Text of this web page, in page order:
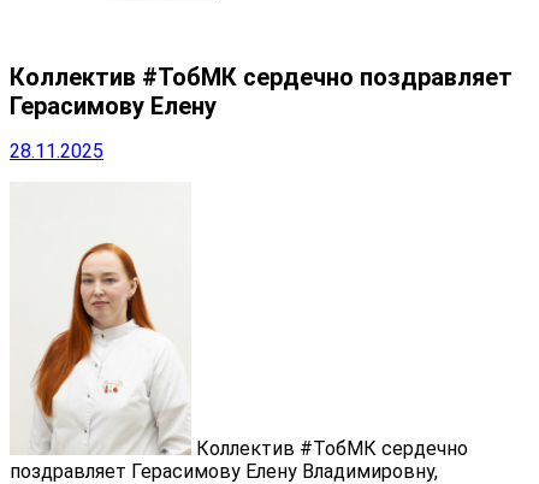
Коллектив #ТобМК сердечно поздравляет
Герасимову Елену
28.11.2025
Коллектив #ТобМК сердечно
поздравляет Герасимову Елену Владимировну,